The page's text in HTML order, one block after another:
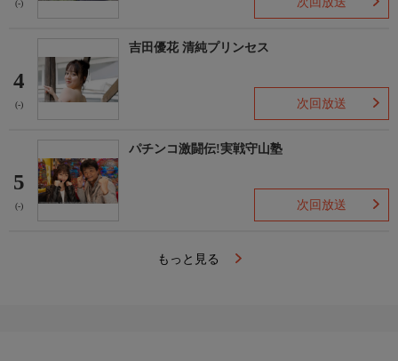
(-)
4
(-)
吉田優花 清純プリンセス
次回放送
5
(-)
パチンコ激闘伝!実戦守山塾
次回放送
もっと見る